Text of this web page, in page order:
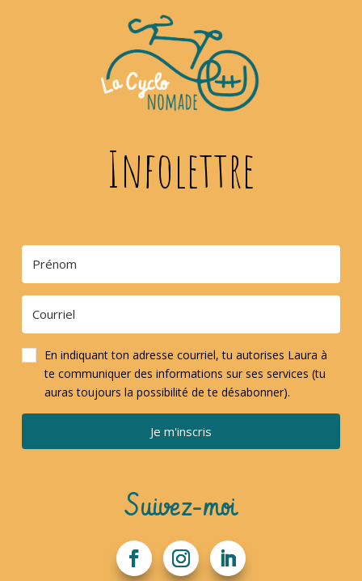
Infolettre
En indiquant ton adresse courriel, tu autorises Laura à
te communiquer des informations sur ses services (tu
auras toujours la possibilité de te désabonner).
Je m'inscris
Suivez-moi